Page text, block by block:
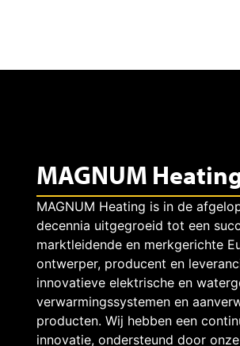
a
n
d
l
MAGNUM
MAGNUM Heating is in de
decennia uitgegroeid tot een
marktleidende en merkgerichte
ontwerper, producent en
innovatieve elektrische en
verwarmingssystemen en
producten. Wij hebben een
innovatie, ondersteund door